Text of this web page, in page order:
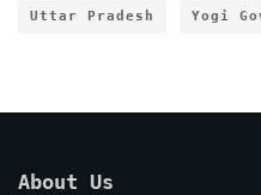
Uttar Pradesh Yogi
About Us